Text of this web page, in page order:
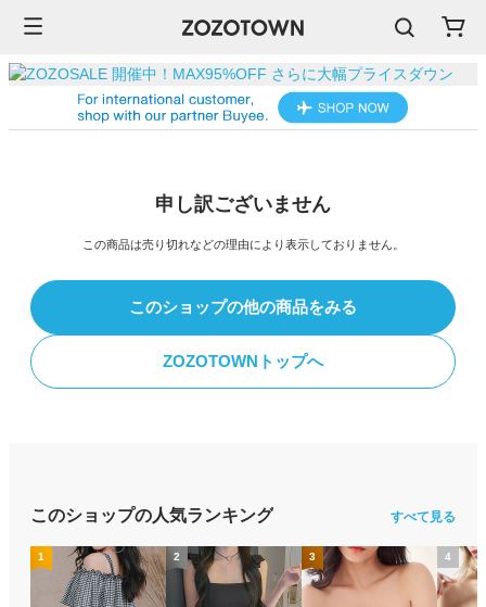
申し訳ございません
この商品は売り切れなどの理由により表示しておりません。
このショップの他の商品をみる
ZOZOTOWNトップへ
このショップの人気ランキング すべて見る
1 2 3 4